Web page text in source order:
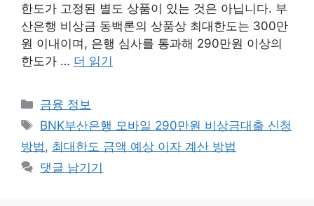
한도가 고정된 별도 상품이 있는 것은 아닙니다. 부
산은행 비상금 동백론의 상품상 최대한도는 300만
원 이내이며, 은행 심사를 통과해 290만원 이상의
한도가 … 더 읽기
카
테
리
금융 정보
태
그
BNK부산은행 모바일 290만원 비상금대출 신청
방법 , 최대한도 금액 예상 이자 계산 방법
댓글 남기기